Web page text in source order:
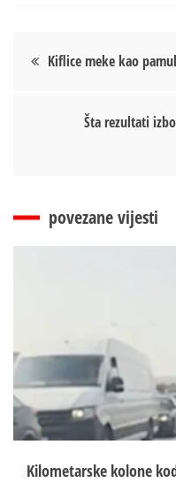
Кретање
Kiflice meke kao
Šta rezultati
povezane vijesti
Kilometarske kolone